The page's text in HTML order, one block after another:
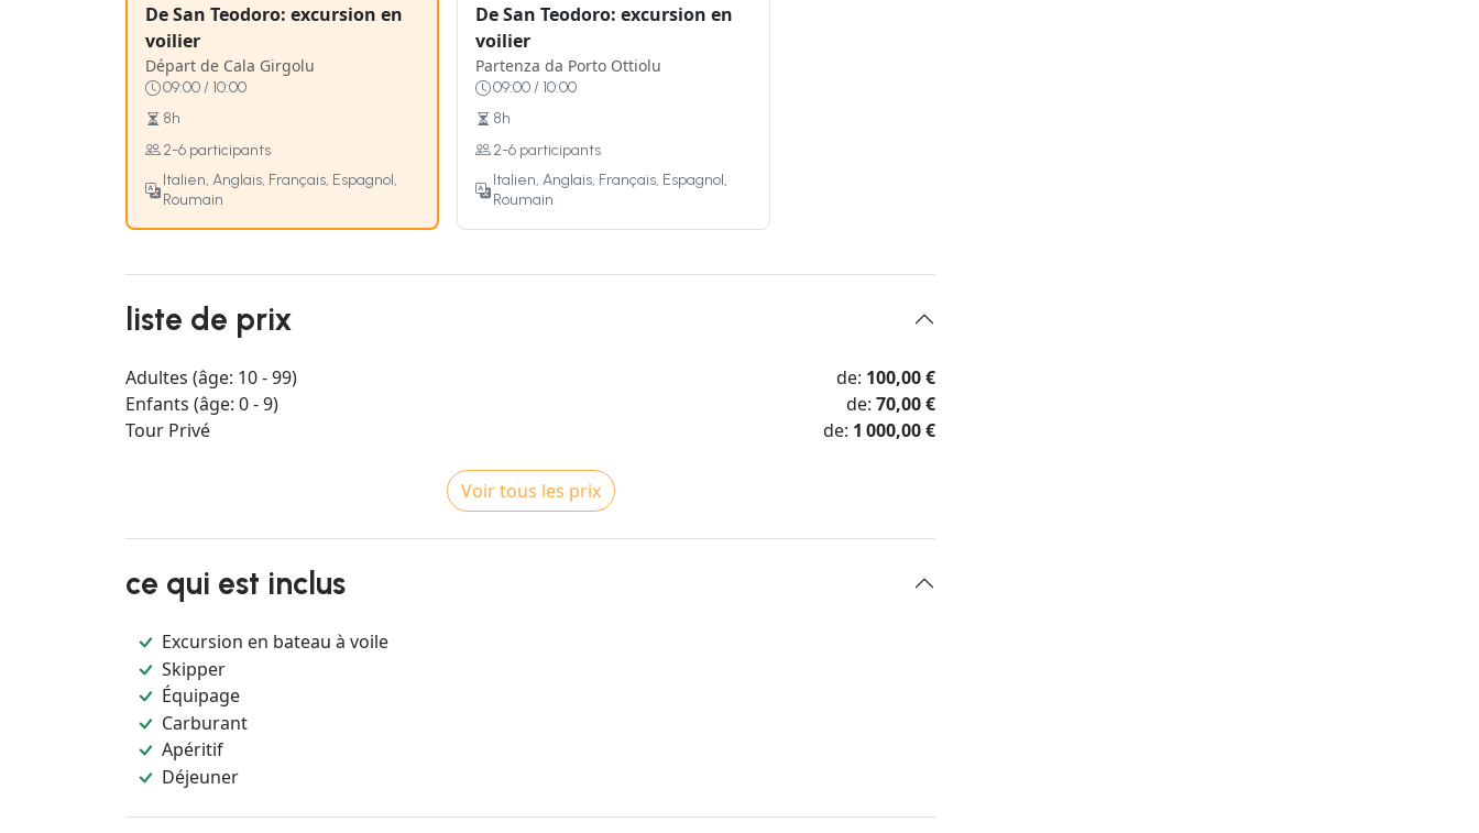
De San Teodoro: excursion en
voilier
Départ de Cala Girgolu
09:00 / 10:00
8h
2-6 participants
Italien, Anglais, Français, Espagnol,
Roumain
De San Teodoro: excursion en
voilier
Partenza da Porto Ottiolu
09:00 / 10:00
8h
2-6 participants
Italien, Anglais, Français, Espagnol,
Roumain
liste de prix
Adultes (âge: 10 - 99) de: 100,00 €
Enfants (âge: 0 - 9)
de: 70,00 €
Tour Privé
de: 1 000,00 €
Voir tous les prix
ce qui est inclus
Excursion en bateau à voile
Skipper
Équipage
Carburant
Apéritif
Déjeuner